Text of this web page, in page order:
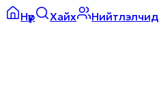
Нүүр Хайх Нийтлэлчид